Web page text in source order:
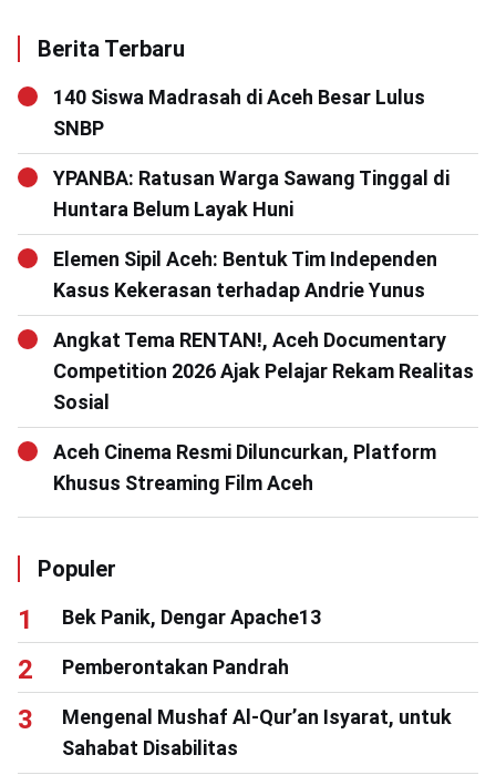
Berita Terbaru
140 Siswa Madrasah di Aceh Besar Lulus
SNBP
YPANBA: Ratusan Warga Sawang Tinggal di
Huntara Belum Layak Huni
Elemen Sipil Aceh: Bentuk Tim Independen
Kasus Kekerasan terhadap Andrie Yunus
Angkat Tema RENTAN!, Aceh Documentary
Competition 2026 Ajak Pelajar Rekam Realitas
Sosial
Aceh Cinema Resmi Diluncurkan, Platform
Khusus Streaming Film Aceh
Populer
Bek Panik, Dengar Apache13
Pemberontakan Pandrah
Mengenal Mushaf Al-Qur’an Isyarat, untuk
Sahabat Disabilitas